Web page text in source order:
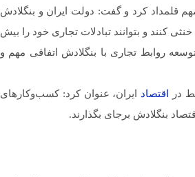
قلمداد کرد و گفت: دولت ایران و بنگلادش
کنند و بتوانند تبادلات تجاری خود را بیش
روابط تجاری با بنگلادش اتفاقی مهم و
در
اقتصاد ایران، عنوان کرد: کسب‌وکارهای
بنگلادش برجای بگذارند.